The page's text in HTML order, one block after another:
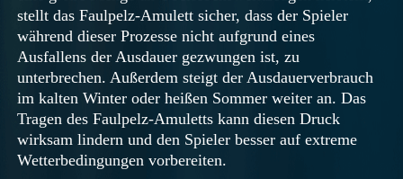
stellt das Faulpelz-Amulett sicher, dass der Spieler
während dieser Prozesse nicht aufgrund eines
Ausfallens der Ausdauer gezwungen ist, zu
unterbrechen. Außerdem steigt der Ausdauerverbrauch
im kalten Winter oder heißen Sommer weiter an. Das
Tragen des Faulpelz-Amuletts kann diesen Druck
wirksam lindern und den Spieler besser auf extreme
Wetterbedingungen vorbereiten.